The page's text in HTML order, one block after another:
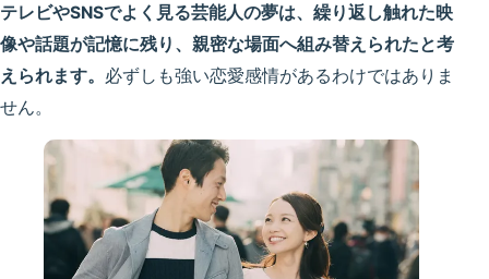
テレビやSNSでよく見る芸能人の夢は、繰り返し触れた映
像や話題が記憶に残り、親密な場面へ組み替えられたと考
えられます。 必ずしも強い恋愛感情があるわけではありま
せん。